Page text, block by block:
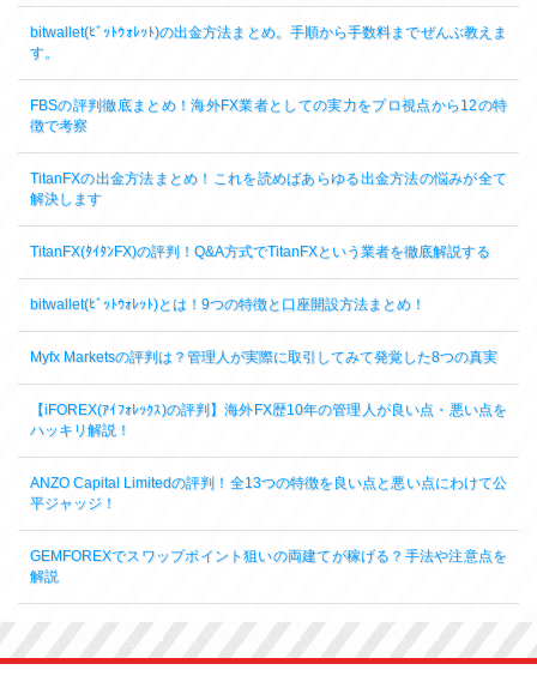
bitwallet(ﾋﾞｯﾄｳｫﾚｯﾄ)の出金方法まとめ。手順から手数料までぜんぶ教えま
す。
FBSの評判徹底まとめ！海外FX業者としての実力をプロ視点から12の特
徴で考察
TitanFXの出金方法まとめ！これを読めばあらゆる出金方法の悩みが全て
解決します
TitanFX(ﾀｲﾀﾝFX)の評判！Q&A方式でTitanFXという業者を徹底解説する
bitwallet(ﾋﾞｯﾄｳｫﾚｯﾄ)とは！9つの特徴と口座開設方法まとめ！
Myfx Marketsの評判は？管理人が実際に取引してみて発覚した8つの真実
【iFOREX(ｱｲﾌｫﾚｯｸｽ)の評判】海外FX歴10年の管理人が良い点・悪い点を
ハッキリ解説！
ANZO Capital Limitedの評判！全13つの特徴を良い点と悪い点にわけて公
平ジャッジ！
GEMFOREXでスワップポイント狙いの両建てが稼げる？手法や注意点を
解説